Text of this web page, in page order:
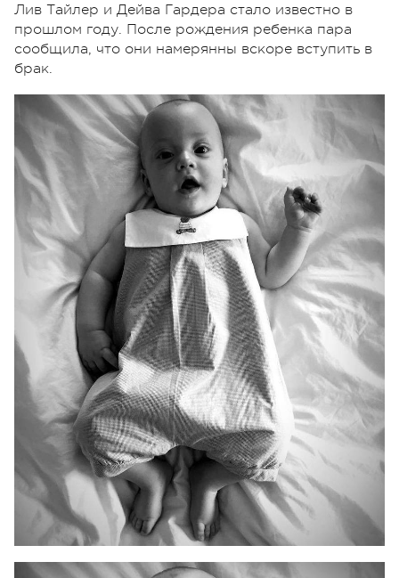
Лив Тайлер и Дейва Гардера стало известно в
прошлом году. После рождения ребенка пара
сообщила, что они намерянны вскоре вступить в
брак.